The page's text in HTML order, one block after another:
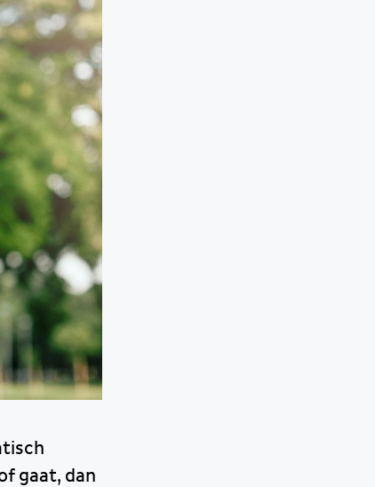
gaat, dan